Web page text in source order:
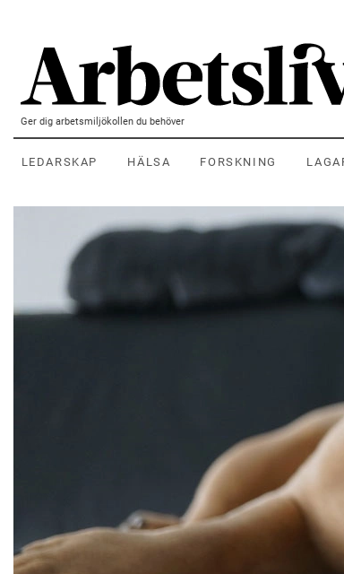
Ger dig arbetsmiljökollen du behöver
LEDARSKAP HÄLSA FORSKNING